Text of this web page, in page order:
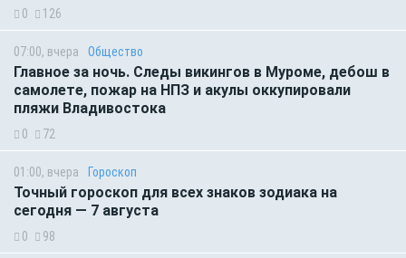
0 126
07:00, вчера Общество
Главное за ночь. Следы викингов в Муроме, дебош в
самолете, пожар на НПЗ и акулы оккупировали
пляжи Владивостока
0 72
01:00, вчера Гороскоп
Точный гороскоп для всех знаков зодиака на
сегодня — 7 августа
0 98